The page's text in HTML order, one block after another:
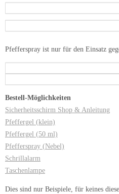
Pfefferspray ist nur für den Einsatz
Bestell-Möglichkeiten
Sicherheitsschirm Shop & Anleitung
Pfeffergel (klein)
Pfeffergel (50 ml)
Pfefferspray (Nebel)
Schrillalarm
Taschenlampe
Dies sind nur Beispiele, für keines